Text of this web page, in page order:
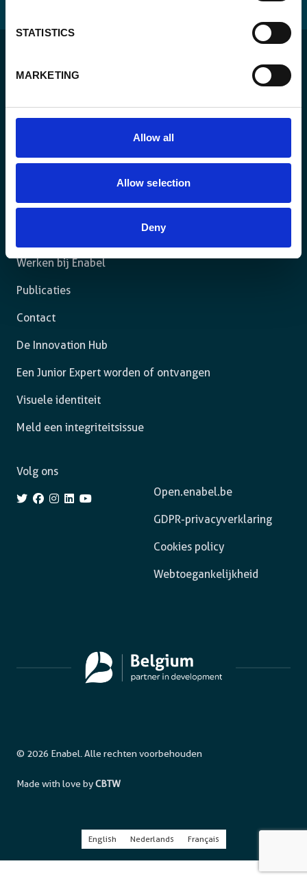
STATISTICS
MARKETING
Allow all
Allow selection
Deny
rechtsstaat leven en de vrijheid hebben om zich ten
volle te ontplooien.
Het agentschap
Werken bij Enabel
Publicaties
Contact
De Innovation Hub
Een Junior Expert worden of ontvangen
Visuele identiteit
Meld een integriteitsissue
Open.enabel.be
GDPR-privacyverklaring
Cookies policy
Webtoegankelijkheid
Volg ons
© 2026 Enabel. Alle rechten voorbehouden
Made with love byCBTW
English Nederlands Français